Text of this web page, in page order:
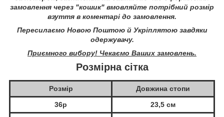
замовлення через "кошик" вмовляйте потрібний розмір
взуття в коментарі до замовлення.
Пересилаємо Новою Поштою й Укріплятою завдяки
одержувачу.
Приємного вибору! Чекаємо Ваших замовлень.
Розмір Довжина стопи
Розмірна сітка
36р
23,5 см